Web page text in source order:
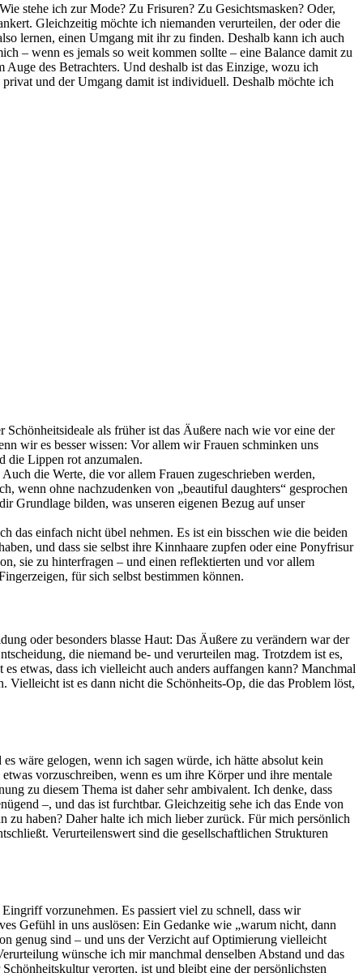
stehe ich zur Mode? Zu Frisuren? Zu Gesichtsmasken? Oder,
Gleichzeitig möchte ich niemanden verurteilen, der oder die
lernen, einen Umgang mit ihr zu finden. Deshalb kann ich auch
– wenn es jemals so weit kommen sollte – eine Balance damit zu
des Betrachters. Und deshalb ist das Einzige, wozu ich
und der Umgang damit ist individuell. Deshalb möchte ich
als früher ist das Äußere nach wie vor eine der
wir es besser wissen: Vor allem wir Frauen schminken uns
die Lippen rot anzumalen.
die Werte, die vor allem Frauen zugeschrieben werden,
wenn ohne nachzudenken von „beautiful daughters“ gesprochen
Grundlage bilden, was unseren eigenen Bezug auf unser
das einfach nicht übel nehmen. Es ist ein bisschen wie die beiden
und dass sie selbst ihre Kinnhaare zupfen oder eine Ponyfrisur
sie zu hinterfragen – und einen reflektierten und vor allem
für sich selbst bestimmen können.
oder besonders blasse Haut: Das Äußere zu verändern war der
die niemand be- und verurteilen mag. Trotzdem ist es,
etwas, dass ich vielleicht auch anders auffangen kann? Manchmal
Vielleicht ist es dann nicht die Schönheits-Op, die das Problem löst,
wäre gelogen, wenn ich sagen würde, ich hätte absolut kein
vorzuschreiben, wenn es um ihre Körper und ihre mentale
zu diesem Thema ist daher sehr ambivalent. Ich denke, dass
–, und das ist furchtbar. Gleichzeitig sehe ich das Ende von
haben? Daher halte ich mich lieber zurück. Für mich persönlich
Verurteilenswert sind die gesellschaftlichen Strukturen
vorzunehmen. Es passiert viel zu schnell, dass wir
Gefühl in uns auslösen: Ein Gedanke wie „warum nicht, dann
genug sind – und uns der Verzicht auf Optimierung vielleicht
wünsche ich mir manchmal denselben Abstand und das
verorten, ist und bleibt eine der persönlichsten